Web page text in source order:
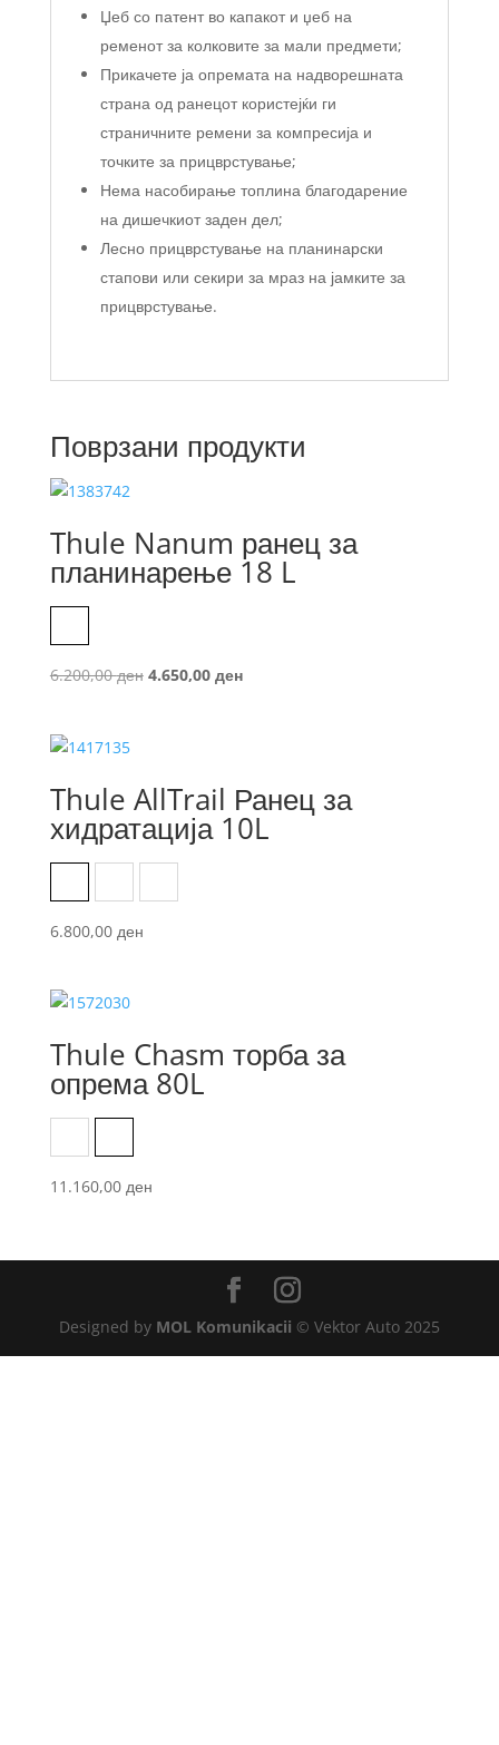
Џеб со патент во капакот и џеб на
ременот за колковите за мали предмети;
Прикачете ја опремата на надворешната
страна од ранецот користејќи ги
страничните ремени за компресија и
точките за прицврстување;
Нема насобирање топлина благодарение
на дишечкиот заден дел;
Лесно прицврстување на планинарски
стапови или секири за мраз на јамките за
прицврстување.
Поврзани продукти
Thule Nanum ранец за
планинарење 18 L
6.200,00ден Original
4.650,00 денCurrent
Thule AllTrail Ранец за
хидратација 10L
6.800,00 ден
Thule Chasm торба за
опрема 80L
11.160,00 ден
Designed by MOL Komunikacii © Vektor Auto 2025